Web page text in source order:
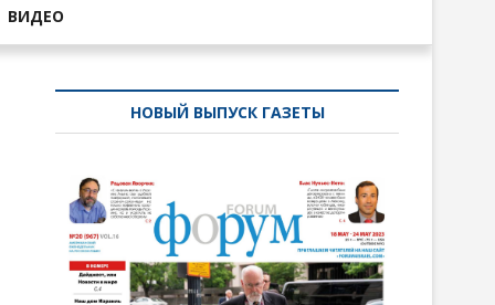
ВИДЕО
НОВЫЙ ВЫПУСК ГАЗЕТЫ